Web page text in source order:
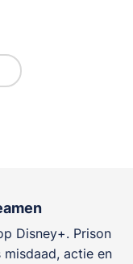
Disney+. Prison
misdaad, actie en